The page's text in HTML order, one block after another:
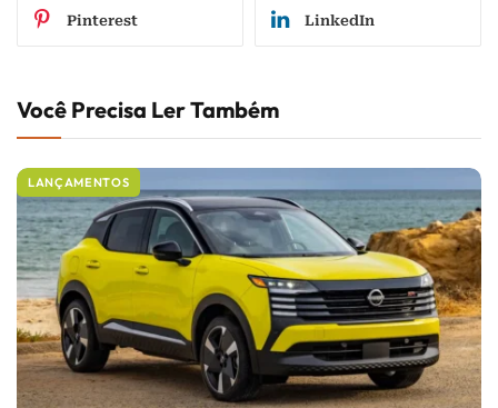
Pinterest LinkedIn
Você Precisa Ler Também
LANÇAMENTOS